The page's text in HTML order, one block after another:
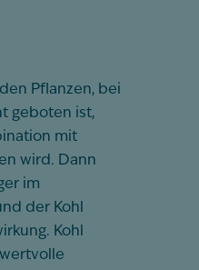
Pflanzen, bei
geboten ist,
mit
wird. Dann
im
der Kohl
Kohl